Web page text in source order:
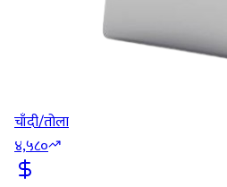
चाँदी/तोला
४,५८०